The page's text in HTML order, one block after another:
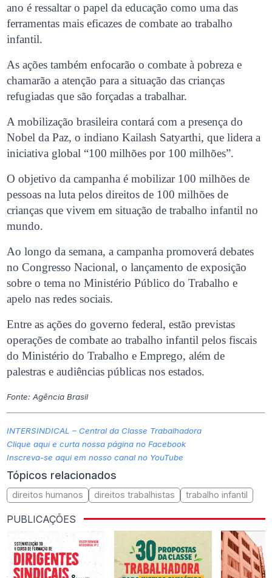
ano é ressaltar o papel da educação como uma das
ferramentas mais eficazes de combate ao trabalho
infantil.
As ações também enfocarão o combate à pobreza e
chamarão a atenção para a situação das crianças
refugiadas que são forçadas a trabalhar.
A mobilização brasileira contará com a presença do
Nobel da Paz, o indiano Kailash Satyarthi, que lidera a
iniciativa global “100 milhões por 100 milhões”.
O objetivo da campanha é mobilizar 100 milhões de
pessoas na luta pelos direitos de 100 milhões de
crianças que vivem em situação de trabalho infantil no
mundo.
Ao longo da semana, a campanha promoverá debates
no Congresso Nacional, o lançamento de exposição
sobre o tema no Ministério Público do Trabalho e
apelo nas redes sociais.
Entre as ações do governo federal, estão previstas
operações de combate ao trabalho infantil pelos fiscais
do Ministério do Trabalho e Emprego, além de
palestras e audiências públicas nos estados.
Fonte: Agência Brasil
INTERSINDICAL – Central da Classe Trabalhadora
Clique aqui e curta nossa página no Facebook
Inscreva-se aqui em nosso canal no YouTube
Tópicos relacionados
direitos humanos direitos trabalhistas trabalho infantil
PUBLICAÇÕES